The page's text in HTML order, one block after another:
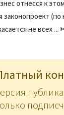
отнесся к
законопроект (по
не всех ...